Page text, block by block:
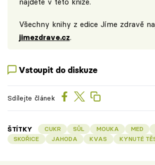
Všechny knihy z edice Jíme zdravě
jimezdrave.cz.
Vstoupit do diskuze
Sdílejte článek
ŠTÍTKY CUKR SŮL MOUKA MED
SKOŘICE
JAHODA KVAS KYNUTÉ